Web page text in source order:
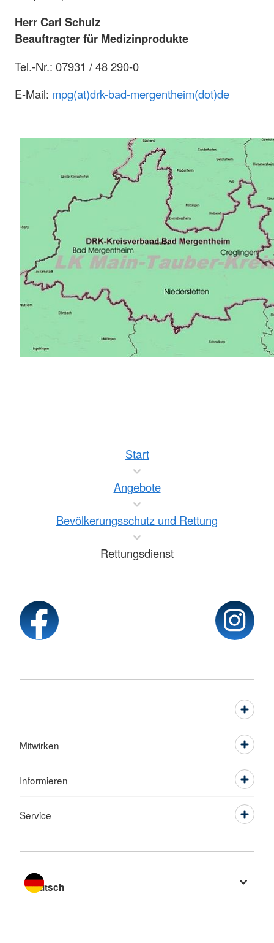
Herr Carl Schulz
Beauftragter für Medizinprodukte
Tel.-Nr.: 07931 / 48 290-0
E-Mail: mpg(at)drk-bad-mergentheim(dot)de
Start
Angebote
Bevölkerungsschutz und Rettung
Rettungsdienst
Mitwirken
Informieren
Service
Sprache wechseln zu